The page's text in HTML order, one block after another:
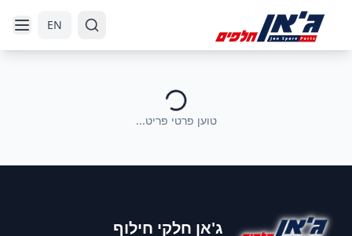
EN
טוען פרטי פריט...
ג'אן חלקי חילוף